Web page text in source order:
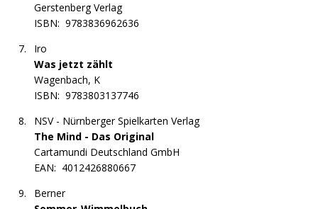
Gerstenberg Verlag
ISBN: 9783836962636
Iro
Was jetzt zählt
Wagenbach, K
ISBN: 9783803137746
NSV - Nürnberger Spielkarten Verlag
The Mind - Das Original
Cartamundi Deutschland GmbH
EAN: 4012426880667
Berner